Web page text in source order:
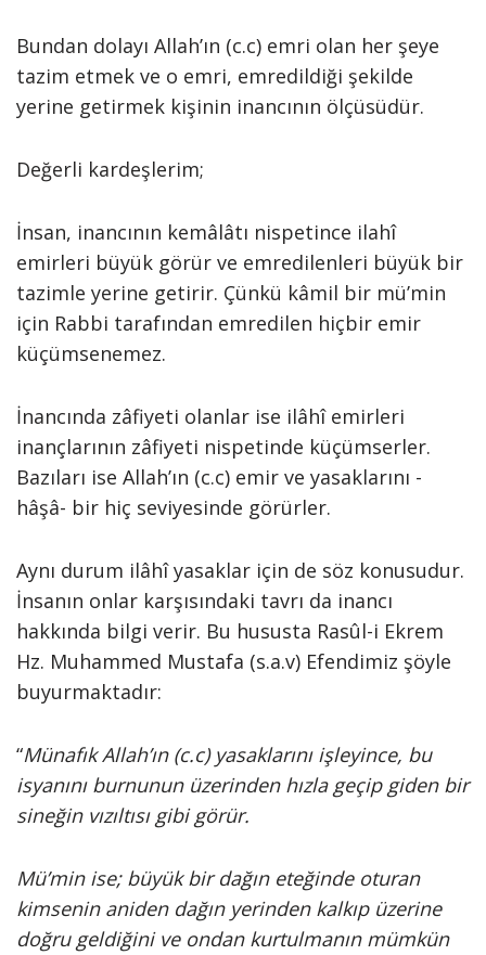
Bundan dolayı Allah’ın (c.c) emri olan her şeye
tazim etmek ve o emri, emredildiği şekilde
yerine getirmek kişinin inancının ölçüsüdür.
Değerli kardeşlerim;
İnsan, inancının kemâlâtı nispetince ilahî
emirleri büyük görür ve emredilenleri büyük bir
tazimle yerine getirir. Çünkü kâmil bir mü’min
için Rabbi tarafından emredilen hiçbir emir
küçümsenemez.
İnancında zâfiyeti olanlar ise ilâhî emirleri
inançlarının zâfiyeti nispetinde küçümserler.
Bazıları ise Allah’ın (c.c) emir ve yasaklarını -
hâşâ- bir hiç seviyesinde görürler.
Aynı durum ilâhî yasaklar için de söz konusudur.
İnsanın onlar karşısındaki tavrı da inancı
hakkında bilgi verir. Bu hususta Rasûl-i Ekrem
Hz. Muhammed Mustafa (s.a.v) Efendimiz şöyle
buyurmaktadır:
“Münafık Allah’ın (c.c) yasaklarını işleyince, bu
isyanını burnunun üzerinden hızla geçip giden bir
sineğin vızıltısı gibi görür.
Mü’min ise; büyük bir dağın eteğinde oturan
kimsenin aniden dağın yerinden kalkıp üzerine
doğru geldiğini ve ondan kurtulmanın mümkün